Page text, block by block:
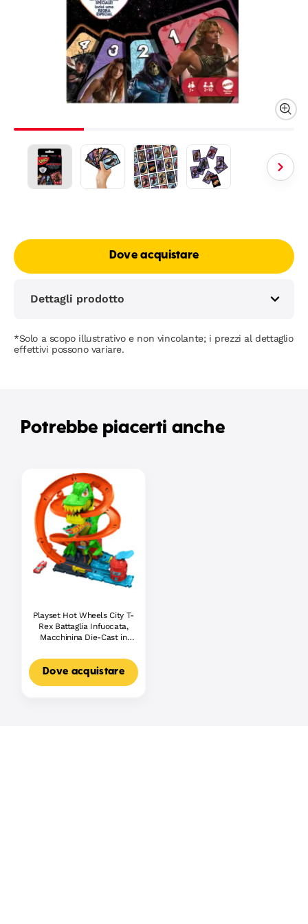
Dove acquistare
Dettagli prodotto
*Solo a scopo illustrativo e non vincolante; i prezzi al dettaglio
effettivi possono variare.
Potrebbe piacerti anche
Playset Hot Wheels City T-
Rex Battaglia Infuocata,
Macchinina Die-Cast in
Nemico
Dove acquistare